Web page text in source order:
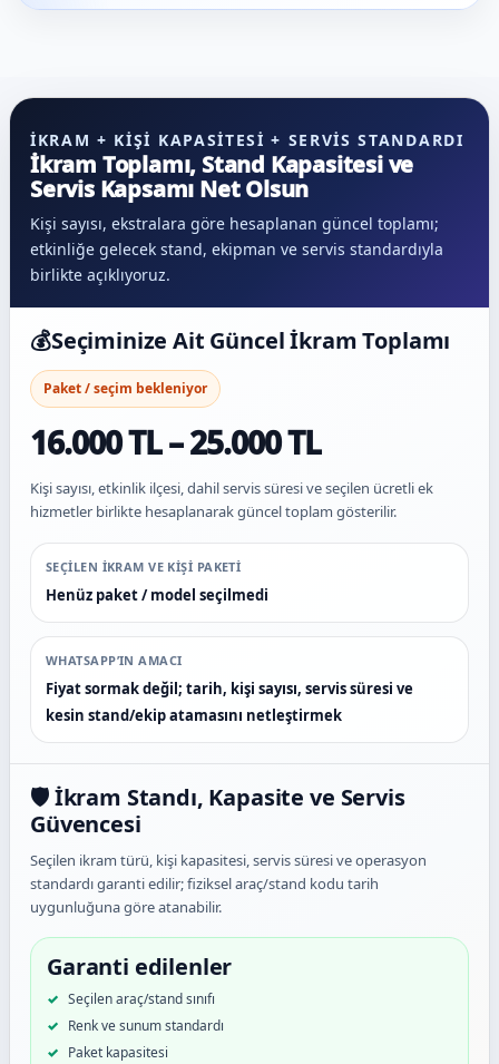
İKRAM + KIŞI KAPASITESI + SERVIS STANDARDI
İkram Toplamı, Stand Kapasitesi ve
Servis Kapsamı Net Olsun
Kişi sayısı, ekstralara göre hesaplanan güncel toplamı;
etkinliğe gelecek stand, ekipman ve servis standardıyla
birlikte açıklıyoruz.
💰Seçiminize Ait Güncel İkram Toplamı
Paket / seçim bekleniyor
16.000 TL – 25.000 TL
Kişi sayısı, etkinlik ilçesi, dahil servis süresi ve seçilen ücretli ek
hizmetler birlikte hesaplanarak güncel toplam gösterilir.
SEÇILEN IKRAM VE KIŞI PAKETI
Henüz paket / model seçilmedi
WHATSAPP’IN AMACI
Fiyat sormak değil; tarih, kişi sayısı, servis süresi ve
kesin stand/ekip atamasını netleştirmek
🛡️ İkram Standı, Kapasite ve Servis
Güvencesi
Seçilen ikram türü, kişi kapasitesi, servis süresi ve operasyon
standardı garanti edilir; fiziksel araç/stand kodu tarih
uygunluğuna göre atanabilir.
Garanti edilenler
Seçilen araç/stand sınıfı
Renk ve sunum standardı
Paket kapasitesi